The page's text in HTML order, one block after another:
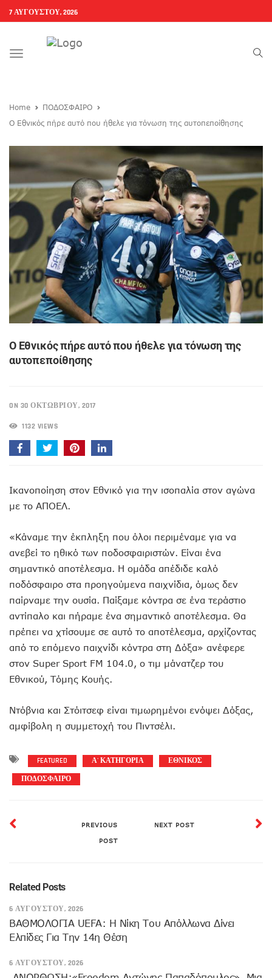
7 ΑΥΓΟΎΣΤΟΥ, 2026
Toggle
Home
ΠΟΔΟΣΦΑΙΡΟ
Ο Εθνικός πήρε αυτό που ήθελε για τόνωση της αυτοπεποίθησης
Ο Εθνικός πήρε αυτό που ήθελε για τόνωση της
αυτοπεποίθησης
ON 30 ΟΚΤΩΒΡΊΟΥ, 2017
1132 VIEWS
Ικανοποίηση στον Εθνικό για την ισοπαλία στον αγώνα
με το ΑΠΟΕΛ.
«Κάναμε την έκπληξη που όλοι περιμέναμε για να
ανεβεί το ηθικό των ποδοσφαιριστών. Είναι ένα
σημαντικό αποτέλεσμα. Η ομάδα απέδιδε καλό
ποδόσφαιρο στα προηγούμενα παιχνίδια, όμως δεν
παίρναμε την ουσία. Παίξαμε κόντρα σε ένα τεράστιο
αντίπαλο και πήραμε ένα σημαντικό αποτέλεσμα. Θα
πρέπει να χτίσουμε σε αυτό το αποτέλεσμα, αρχίζοντας
από το επόμενο παιχνίδι κόντρα στη Δόξα» ανέφερε
στον Super Sport FM 104.0, ο τιμ μάνατζερ του
Εθνικού, Τόμης Κουής.
Ντόβνια και Στόιτσεφ είναι τιμωρημένοι ενόψει Δόξας,
αμφίβολη η συμμετοχή του Πιντσέλι.
FEATURED Α' ΚΑΤΗΓΟΡΙΑ
ΕΘΝΙΚΟΣ
ΠΟΔΟΣΦΑΙΡΟ
PREVIOUS
POST
NEXT POST
Related Posts
6 ΑΥΓΟΎΣΤΟΥ, 2026
ΒΑΘΜΟΛΟΓΙΑ UEFA: Η Νίκη Του Απόλλωνα Δίνει
Ελπίδες Για Την 14η Θέση
6 ΑΥΓΟΎΣΤΟΥ, 2026